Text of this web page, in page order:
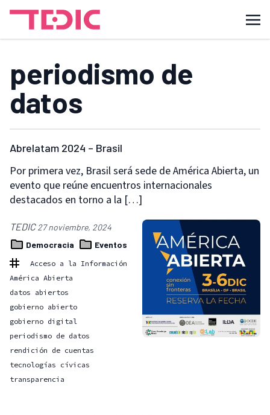
periodismo de
datos
Abrelatam 2024 – Brasil
Por primera vez, Brasil será sede de América Abierta, un
evento que reúne encuentros internacionales
destacados en torno a la […]
TEDIC27 noviembre, 2024
Democracia
Eventos
Acceso a la Información
América Abierta
datos abiertos
gobierno abierto
gobierno digital
periodismo de datos
rendición de cuentas
tecnologías cívicas
transparencia